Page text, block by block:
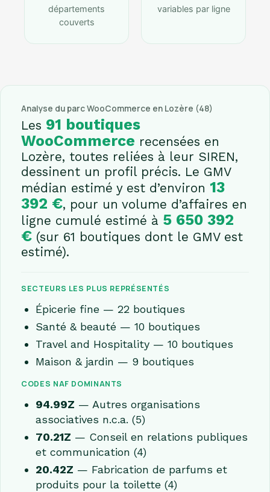
départements
couverts
variables par ligne
Analyse du parc WooCommerce en Lozère (48)
Les 91 boutiques
WooCommerce recensées en
Lozère, toutes reliées à leur SIREN,
dessinent un profil précis. Le GMV
médian estimé y est d’environ13
392 €, pour un volume d’affaires en
ligne cumulé estimé à 5 650 392
€ (sur 61 boutiques dont le GMV est
estimé).
SECTEURS LES PLUS REPRÉSENTÉS
Épicerie fine — 22 boutiques
Santé & beauté — 10 boutiques
Travel and Hospitality — 10 boutiques
Maison & jardin — 9 boutiques
CODES NAF DOMINANTS
94.99Z — Autres organisations
associatives n.c.a. (5)
70.21Z — Conseil en relations publiques
et communication (4)
20.42Z — Fabrication de parfums et
produits pour la toilette (4)